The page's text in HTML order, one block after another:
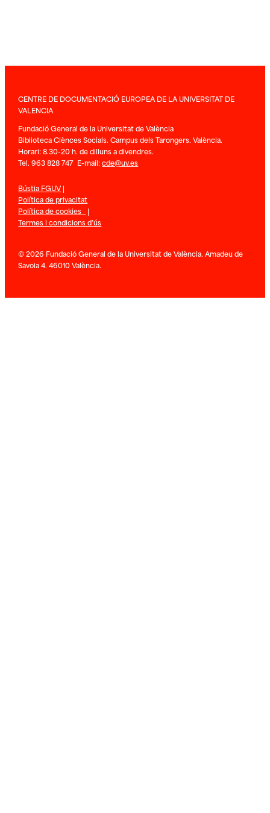
CENTRE DE DOCUMENTACIÓ EUROPEA DE LA UNIVERSITAT DE
VALENCIA
Fundació General de la Universitat de València
Biblioteca Ciènces Socials. Campus dels Tarongers. València.
Horari: 8.30-20 h. de dilluns a divendres.
Tel. 963 828 747 E-mail:cde@uv.es
Bústia FGUV|
Política de privacitat
Política de cookies |
Termes i condicions d’ús
© 2026 Fundació General de la Universitat de València. Amadeu de
Savoia 4. 46010 València.